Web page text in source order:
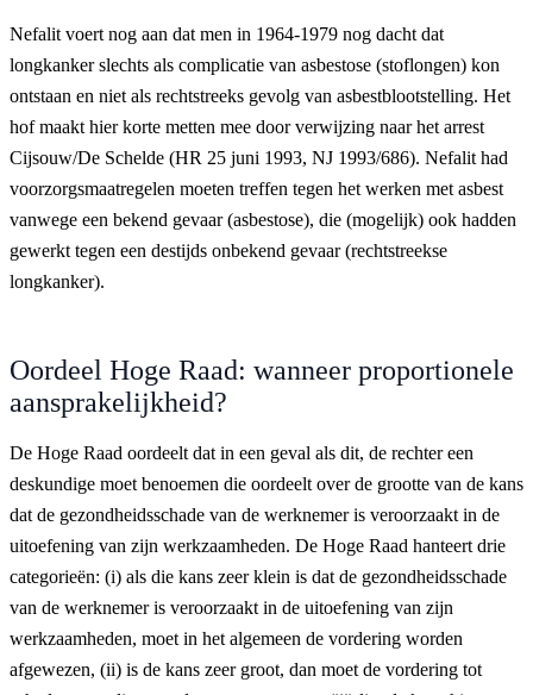
Nefalit voert nog aan dat men in 1964-1979 nog dacht dat
longkanker slechts als complicatie van asbestose (stoflongen) kon
ontstaan en niet als rechtstreeks gevolg van asbestblootstelling. Het
hof maakt hier korte metten mee door verwijzing naar het arrest
Cijsouw/De Schelde (HR 25 juni 1993, NJ 1993/686). Nefalit had
voorzorgsmaatregelen moeten treffen tegen het werken met asbest
vanwege een bekend gevaar (asbestose), die (mogelijk) ook hadden
gewerkt tegen een destijds onbekend gevaar (rechtstreekse
longkanker).
Oordeel Hoge Raad: wanneer proportionele
aansprakelijkheid?
De Hoge Raad oordeelt dat in een geval als dit, de rechter een
deskundige moet benoemen die oordeelt over de grootte van de kans
dat de gezondheidsschade van de werknemer is veroorzaakt in de
uitoefening van zijn werkzaamheden. De Hoge Raad hanteert drie
categorieën: (i) als die kans zeer klein is dat de gezondheidsschade
van de werknemer is veroorzaakt in de uitoefening van zijn
werkzaamheden, moet in het algemeen de vordering worden
afgewezen, (ii) is de kans zeer groot, dan moet de vordering tot